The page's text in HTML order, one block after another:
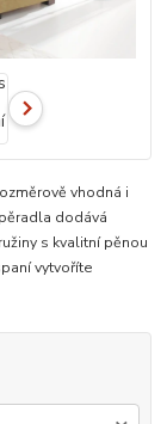
vhodná i
dodává
s kvalitní pěnou
vytvoříte